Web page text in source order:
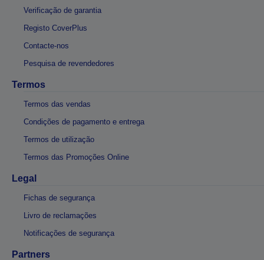
Verificação de garantia
Registo CoverPlus
Contacte-nos
Pesquisa de revendedores
Termos
Termos das vendas
Condições de pagamento e entrega
Termos de utilização
Termos das Promoções Online
Legal
Fichas de segurança
Livro de reclamações
Notificações de segurança
Partners